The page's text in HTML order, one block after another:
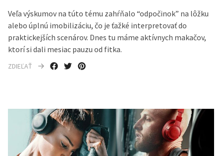
Veľa výskumov na túto tému zahŕňalo “odpočinok” na lôžku
alebo úplnú imobilizáciu, čo je ťažké interpretovať do
praktickejších scenárov. Dnes tu máme aktívnych makačov,
ktorí si dali mesiac pauzu od fitka.
ZDIEĽAŤ